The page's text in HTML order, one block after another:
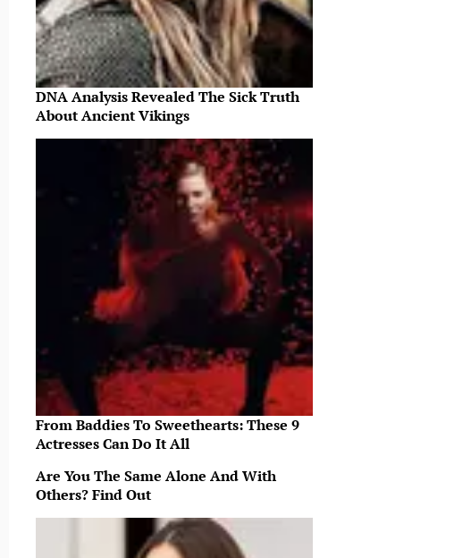
DNA Analysis Revealed The Sick Truth
About Ancient Vikings
From Baddies To Sweethearts: These 9
Actresses Can Do It All
Are You The Same Alone And With
Others? Find Out